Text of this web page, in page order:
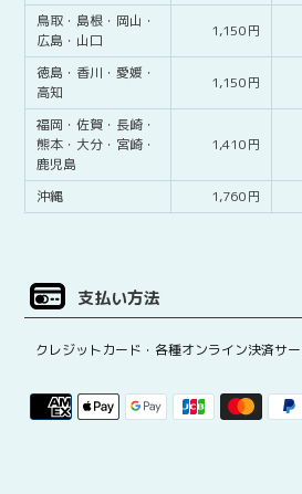
鳥取・ 島根・ 岡山・
広島・ 山口
1,150
徳島・ 香川・ 愛媛・
高知
1,150
福岡・ 佐賀・ 長崎・
熊本・ 大分・ 宮崎・
鹿児島
1,410
沖縄 1,760
支払い方法
クレジットカード・各種オンライン決済サ